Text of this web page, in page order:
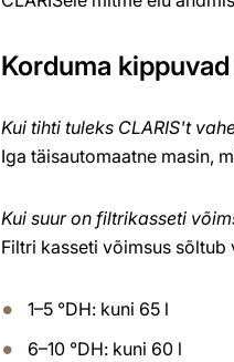
Korduma
Kui tihti tuleks CLARIS't
Iga täisautomaatne masin,
Kui suur on filtrikasseti
Filtri kasseti võimsus sõltub
1–5 °DH: kuni 65 l
6–10 °DH: kuni 60 l